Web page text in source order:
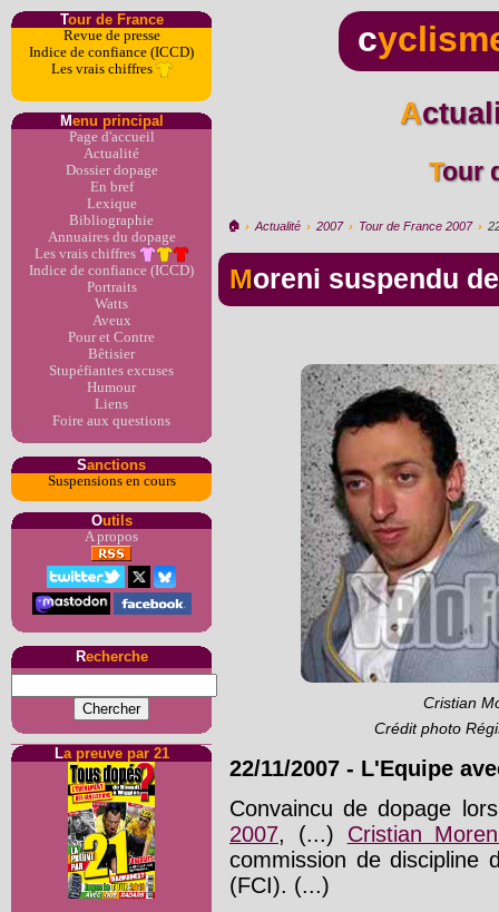
Tour de France
Revue de presse
Indice de confiance (ICCD)
Les vrais chiffres
Menu principal
Page d'accueil
Actualité
Dossier dopage
En bref
Lexique
Bibliographie
Annuaires du dopage
Les vrais chiffres
Indice de confiance (ICCD)
Portraits
Watts
Aveux
Pour et Contre
Bêtisier
Stupéfiantes excuses
Humour
Liens
Foire aux questions
Sanctions
Suspensions en cours
Outils
A propos
Recherche
La preuve par 21
c
🏠︎ › Actualité › 2007 › Tour de France 2007 ›
Moreni suspendu
Cristian
Crédit photo
22/11/2007 - L'Equipe
Convaincu de dopage
2007, (...) Cristian
commission de discipline
(FCI). (...)